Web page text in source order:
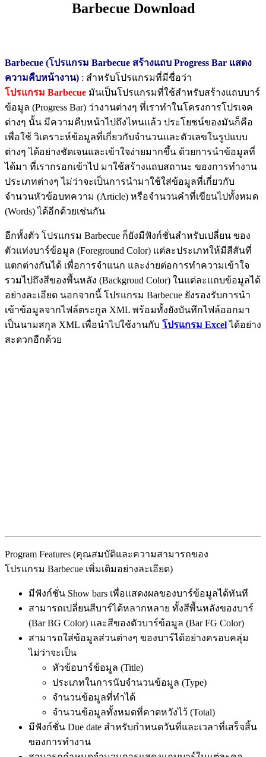
Barbecue Download
Barbecue (โปรแกรม Barbecue สร้างแถบ Progress Bar แสดง
ความคืบหน้างาน) : สำหรับโปรแกรมที่มีชื่อว่า
โปรแกรม Barbecue มันเป็นโปรแกรมที่ใช้สำหรับสร้างแถบบาร์
ข้อมูล (Progress Bar) ว่างานต่างๆ ที่เราทำในโครงการโปรเจค
ต่างๆ นั้น มีความคืบหน้าไปถึงไหนแล้ว ประโยชน์ของมันก็คือ
เพื่อใช้ วิเคราะห์ข้อมูลที่เกี่ยวกับจำนวนและตัวเลขในรูปแบบ
ต่างๆ ได้อย่างชัดเจนและเข้าใจง่ายมากขึ้น ด้วยการนำข้อมูลที่
ได้มา ที่เรากรอกเข้าไป มาใช้สร้างแถบสถานะ ของการทำงาน
ประเภทต่างๆ ไม่ว่าจะเป็นการนำมาใช้ใส่ข้อมูลที่เกี่ยวกับ
จำนวนหัวข้อบทความ (Article) หรือจำนวนคำที่เขียนไปทั้งหมด
(Words) ได้อีกด้วยเช่นกัน
อีกทั้งตัว โปรแกรม Barbecue ก็ยังมีฟังก์ชั่นสำหรับเปลี่ยน ของ
ตัวแท่งบาร์ข้อมูล (Foreground Color) แต่ละประเภทให้มีสีสันที่
แตกต่างกันได้ เพื่อการจำแนก และง่ายต่อการทำความเข้าใจ
รวมไปถึงสีของพื้นหลัง (Backgroud Color) ในแต่ละแถบข้อมูลได้
อย่างละเอียด นอกจากนี้ โปรแกรม Barbecue ยังรองรับการนำ
เข้าข้อมูลจากไฟล์ตระกูล XML พร้อมทั้งยังบันทึกไฟล์ออกมา
เป็นนามสกุล XML เพื่อนำไปใช้งานกับ โปรแกรม Excelได้อย่าง
สะดวกอีกด้วย
Program Features (คุณสมบัติและความสามารถของ
โปรแกรม Barbecue เพิ่มเติมอย่างละเอียด)
มีฟังก์ชั่น Show bars เพื่อแสดงผลของบาร์ข้อมูลได้ทันที
สามารถเปลี่ยนสีบาร์ได้หลากหลาย ทั้งสีพื้นหลังของบาร์
(Bar BG Color) และสีของตัวบาร์ข้อมูล (Bar FG Color)
สามารถใส่ข้อมูลส่วนต่างๆ ของบาร์ได้อย่างครอบคลุ่ม
ไม่ว่าจะเป็น
หัวข้อบาร์ข้อมูล (Title)
ประเภทในการนับจำนวนข้อมูล (Type)
จำนวนข้อมูลที่ทำได้
จำนวนข้อมูลทั้งหมดที่คาดหวังไว้ (Total)
มีฟังก์ชั่น Due date สำหรับกำหนดวันที่และเวลาที่เสร็จสิ้น
ของการทำงาน